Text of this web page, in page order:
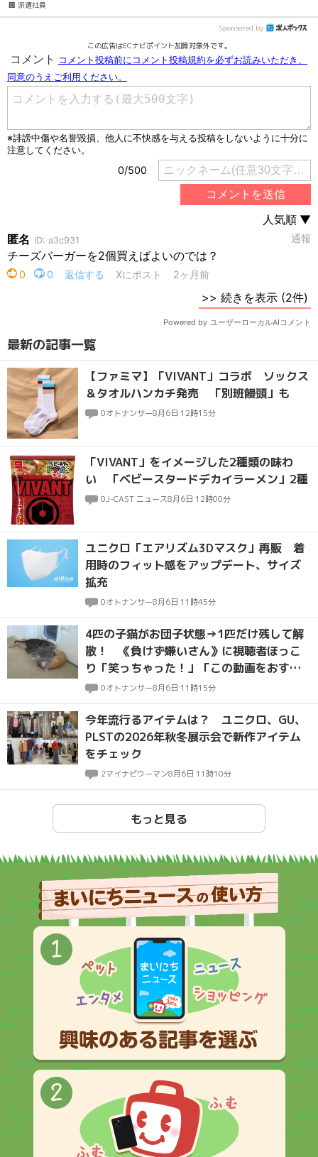
🏢 派遣社員
Sponsored by
この広告はECナビポイント加算対象外です。
最新の記事一覧
【ファミマ】「VIVANT」コラボ ソックス
＆タオルハンカチ発売 「別班饅頭」も
0オトナンサー8月6日 12時15分
「VIVANT」をイメージした2種類の味わ
い 「ベビースタードデカイラーメン」2種
0J-CAST ニュース8月6日 12時00分
ユニクロ「エアリズム3Dマスク」再販 着
用時のフィット感をアップデート、サイズ
拡充
0オトナンサー8月6日 11時45分
4匹の子猫がお団子状態→1匹だけ残して解
散！ 《負けず嫌いさん》に視聴者ほっこ
り「笑っちゃった！」「この動画をおすす
めしてくれてありがとう」
0オトナンサー8月6日 11時15分
今年流行るアイテムは？ ユニクロ、GU、
PLSTの2026年秋冬展示会で新作アイテム
をチェック
2マイナビウーマン8月6日 11時10分
もっと見る